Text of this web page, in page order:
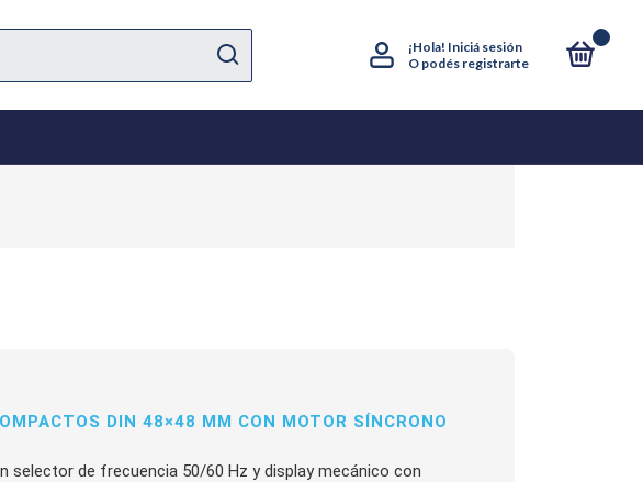
¡Hola! Iniciá sesión
O podés registrarte
DIN 48×48 MM CON MOTOR SÍNCRONO
de frecuencia 50/60 Hz y display mecánico con